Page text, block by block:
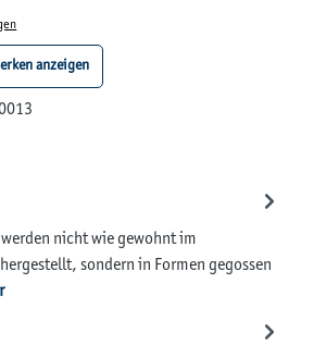
anzeigen
nicht wie gewohnt im
sondern in Formen gegossen